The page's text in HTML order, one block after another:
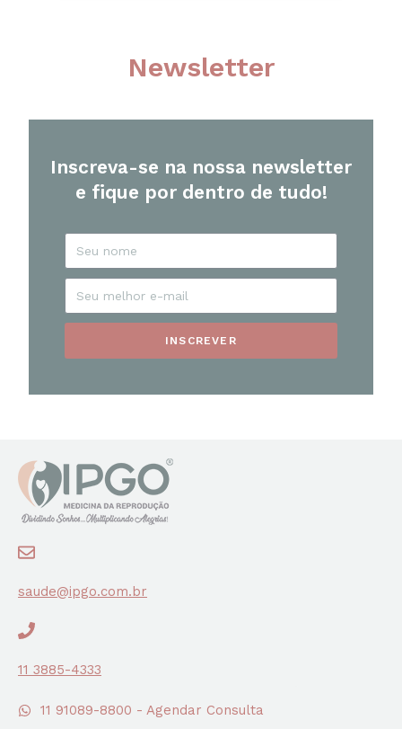
Newsletter
Inscreva-se na nossa newsletter
e fique por dentro de tudo!
INSCREVER
saude@ipgo.com.br
11 3885-4333
11 91089-8800 - Agendar Consulta